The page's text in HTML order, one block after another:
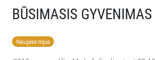
BŪSIMASIS GYVENIMAS
Naujasis rojus